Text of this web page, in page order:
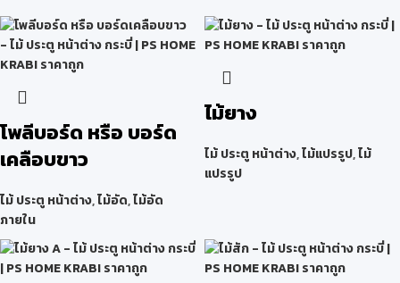
โพลีบอร์ด หรือ บอร์ด
เคลือบขาว
ไม้ ประตู หน้าต่าง,ไม้อัด,ไม้อัด
ภายใน
ไม้ยาง
ไม้ ประตู หน้าต่าง,ไม้แปรรูป,ไม้
แปรรูป